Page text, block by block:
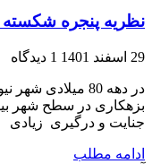
نظریه پنجره شکسته (3) چریک مترو نیویورک
29 اسفند 1401 1 دیدگاه
در دهه 80
بزهکاری در سطح شهر
جنایت و درگیری زیادی
ادامه مطلب